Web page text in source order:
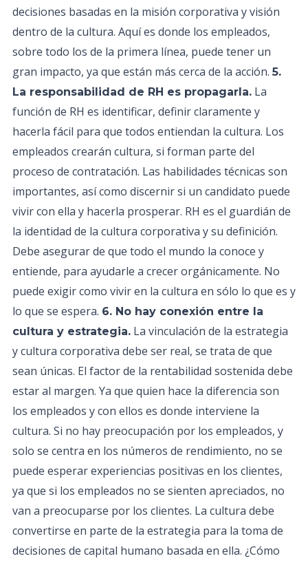
decisiones basadas en la misión corporativa y visión
dentro de la cultura. Aquí es donde los empleados,
sobre todo los de la primera línea, puede tener un
gran impacto, ya que están más cerca de la acción.5.
La responsabilidad de RH es propagarla. La
función de RH es identificar, definir claramente y
hacerla fácil para que todos entiendan la cultura. Los
empleados crearán cultura, si forman parte del
proceso de contratación. Las habilidades técnicas son
importantes, así como discernir si un candidato puede
vivir con ella y hacerla prosperar. RH es el guardián de
la identidad de la cultura corporativa y su definición.
Debe asegurar de que todo el mundo la conoce y
entiende, para ayudarle a crecer orgánicamente. No
puede exigir como vivir en la cultura en sólo lo que es y
lo que se espera. 6. No hay conexión entre la
cultura y estrategia. La vinculación de la estrategia
y cultura corporativa debe ser real, se trata de que
sean únicas. El factor de la rentabilidad sostenida debe
estar al margen. Ya que quien hace la diferencia son
los empleados y con ellos es donde interviene la
cultura. Si no hay preocupación por los empleados, y
solo se centra en los números de rendimiento, no se
puede esperar experiencias positivas en los clientes,
ya que si los empleados no se sienten apreciados, no
van a preocuparse por los clientes. La cultura debe
convertirse en parte de la estrategia para la toma de
decisiones de capital humano basada en ella. ¿Cómo